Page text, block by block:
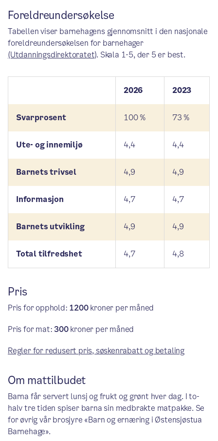
Foreldreundersøkelse
Tabellen viser barnehagens gjennomsnitt i den nasjonale
foreldreundersøkelsen for barnehager
(Utdanningsdirektoratet). Skala 1-5, der 5 er best.
2026 2023
Svarprosent 100 % 73 %
Ute- og innemiljø 4,4 4,4
Barnets trivsel 4,9 4,9
Informasjon 4,7 4,7
Barnets utvikling 4,9 4,9
Total tilfredshet 4,7 4,8
Pris
Pris for opphold: 1200kroner per måned
Pris for mat:300kroner per måned
Regler for redusert pris, søskenrabatt og betaling
Om mattilbudet
Barna får servert lunsj og frukt og grønt hver dag. I to-
halv tre tiden spiser barna sin medbrakte matpakke. Se
for øvrig vår brosjyre «Barn og ernæring i Østensjøstua
Barnehage».